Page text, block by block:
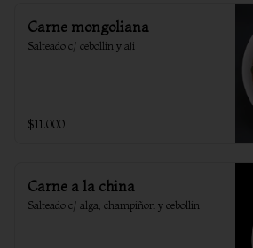
Carne mongoliana
Salteado c/ cebollin y aji
$11.000
Carne a la china
Salteado c/ alga, champiñon y cebollin